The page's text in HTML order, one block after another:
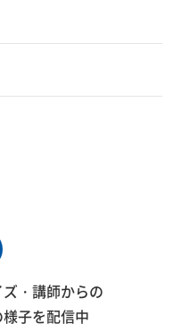
・講師からの
子を配信中